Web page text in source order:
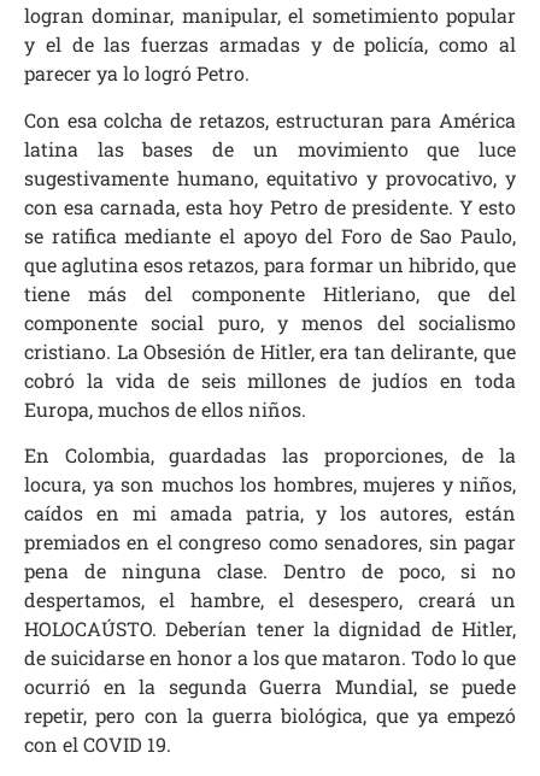
logran dominar, manipular, el sometimiento popular
y el de las fuerzas armadas y de policía, como al
parecer ya lo logró Petro.
Con esa colcha de retazos, estructuran para América
latina las bases de un movimiento que luce
sugestivamente humano, equitativo y provocativo, y
con esa carnada, esta hoy Petro de presidente. Y esto
se ratifica mediante el apoyo del Foro de Sao Paulo,
que aglutina esos retazos, para formar un hibrido, que
tiene más del componente Hitleriano, que del
componente social puro, y menos del socialismo
cristiano. La Obsesión de Hitler, era tan delirante, que
cobró la vida de seis millones de judíos en toda
Europa, muchos de ellos niños.
En Colombia, guardadas las proporciones, de la
locura, ya son muchos los hombres, mujeres y niños,
caídos en mi amada patria, y los autores, están
premiados en el congreso como senadores, sin pagar
pena de ninguna clase. Dentro de poco, si no
despertamos, el hambre, el desespero, creará un
HOLOCAÚSTO. Deberían tener la dignidad de Hitler,
de suicidarse en honor a los que mataron. Todo lo que
ocurrió en la segunda Guerra Mundial, se puede
repetir, pero con la guerra biológica, que ya empezó
con el COVID 19.